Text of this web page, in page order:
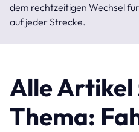
dem rechtzeitigen Wechsel
auf jeder Strecke.
Alle Artikel
Thema: